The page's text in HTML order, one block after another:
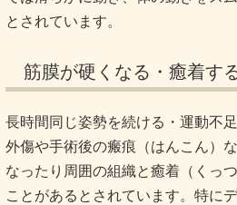
とされています。
筋膜が硬くなる・癒着す
長時間同じ姿勢を続ける・運動不
外傷や手術後の瘢痕（はんこん）
なったり周囲の組織と癒着（くっ
ことがあるとされています。特に